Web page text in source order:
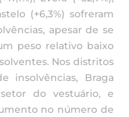
(+6,3%) sofreram
apesar de se
peso relativo baixo
Nos distritos
insolvências, Braga
do vestuário, e
no número de